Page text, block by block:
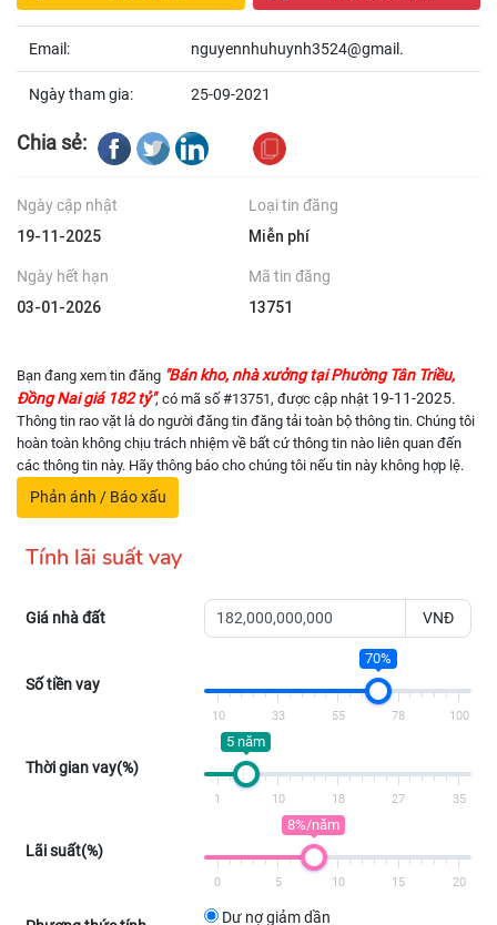
Email: nguyennhuhuynh3524@gmail.
Ngày tham gia: 25-09-2021
Chia sẻ:
Ngày cập nhật
19-11-2025
Loại tin đăng
Miễn phí
Ngày hết hạn
03-01-2026
Mã tin đăng
13751
Bạn đang xem tin đăng "Bán kho, nhà xưởng tại Phường Tân Triều,
Đồng Nai giá 182 tỷ", có mã số #13751, được cập nhật 19-11-2025.
Thông tin rao vặt là do người đăng tin đăng tải toàn bộ thông tin. Chúng tôi
hoàn toàn không chịu trách nhiệm về bất cứ thông tin nào liên quan đến
các thông tin này. Hãy thông báo cho chúng tôi nếu tin này không hợp lệ.
Phản ánh / Báo xấu
Tính lãi suất vay
Giá nhà đất VNĐ
Số tiền vay
70%
10 33 55 78 100
Thời gian vay(%)
5 năm
1 10 18 27 35
Lãi suất(%)
8%/năm
0 5 10 15 20
Dư nợ giảm dần